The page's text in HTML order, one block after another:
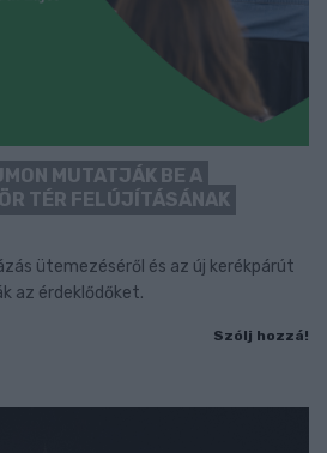
MUTATJÁK BE A
TÉR FELÚJÍTÁSÁNAK
ütemezéséről és az új kerékpárút
az érdeklődőket.
Szólj hozzá!